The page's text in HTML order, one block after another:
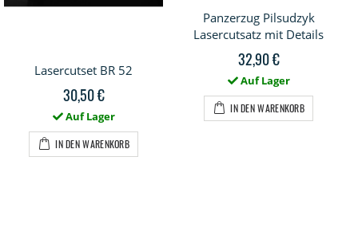
Lasercutset BR 52
30,50 €
Auf Lager
IN DEN WARENKORB
Panzerzug Pilsudzyk
Lasercutsatz mit Details
32,90 €
Auf Lager
IN DEN WARENKORB